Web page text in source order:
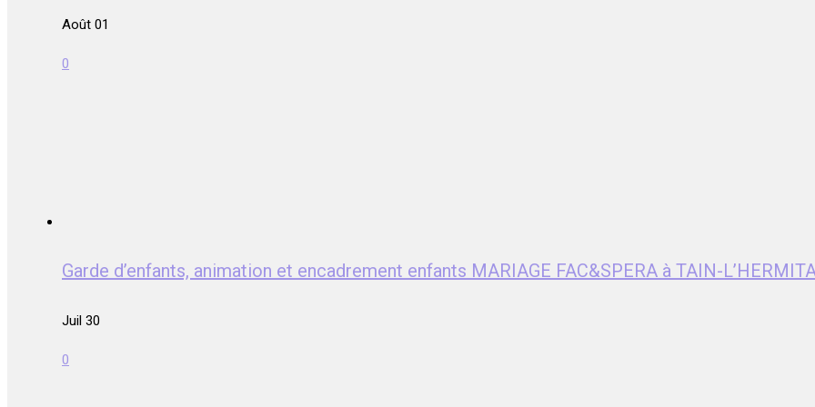
Août 01
0
Garde d’enfants, animation et encadrement enfants MARIAGE FAC&SPERA à TAIN-
Juil 30
0